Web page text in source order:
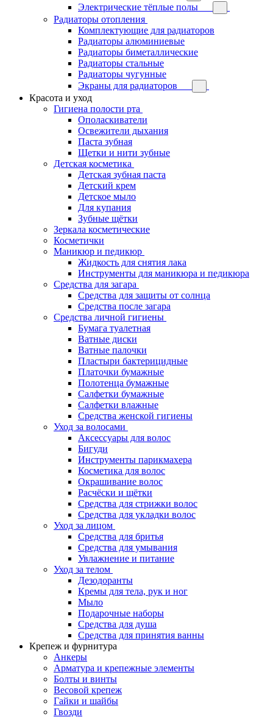
Электрические тёплые полы
Радиаторы отопления
Комплектующие для радиаторов
Радиаторы алюминиевые
Радиаторы биметаллические
Радиаторы стальные
Радиаторы чугунные
Экраны для радиаторов
Красота и уход
Гигиена полости рта
Ополаскиватели
Освежители дыхания
Паста зубная
Щетки и нити зубные
Детская косметика
Детская зубная паста
Детский крем
Детское мыло
Для купания
Зубные щётки
Зеркала косметические
Косметички
Маникюр и педикюр
Жидкость для снятия лака
Инструменты для маникюра и педикюра
Средства для загара
Средства для защиты от солнца
Средства после загара
Средства личной гигиены
Бумага туалетная
Ватные диски
Ватные палочки
Пластыри бактерицидные
Платочки бумажные
Полотенца бумажные
Салфетки бумажные
Салфетки влажные
Средства женской гигиены
Уход за волосами
Аксессуары для волос
Бигуди
Инструменты парикмахера
Косметика для волос
Окрашивание волос
Расчёски и щётки
Средства для стрижки волос
Средства для укладки волос
Уход за лицом
Средства для бритья
Средства для умывания
Увлажнение и питание
Уход за телом
Дезодоранты
Кремы для тела, рук и ног
Мыло
Подарочные наборы
Средства для душа
Средства для принятия ванны
Крепеж и фурнитура
Анкеры
Арматура и крепежные элементы
Болты и винты
Весовой крепеж
Гайки и шайбы
Гвозди